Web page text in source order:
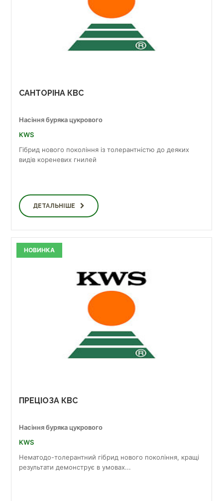
САНТОРІНА КВС
Насіння буряка цукрового
KWS
Гібрид нового покоління із толерантністю до деяких
видів кореневих гнилей
ДЕТАЛЬНІШЕ
ПРЕЦІОЗА КВС
Насіння буряка цукрового
KWS
Нематодо-толерантний гібрид нового покоління, кращі
результати демонструє в умовах...
НОВИНКА